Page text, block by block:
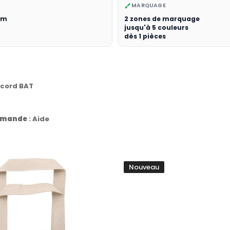
brush MARQUAGE
2 zones de marquage
jusqu'à 5 couleurs
dès 1 pièces
BAT
: Aide
Nouveau